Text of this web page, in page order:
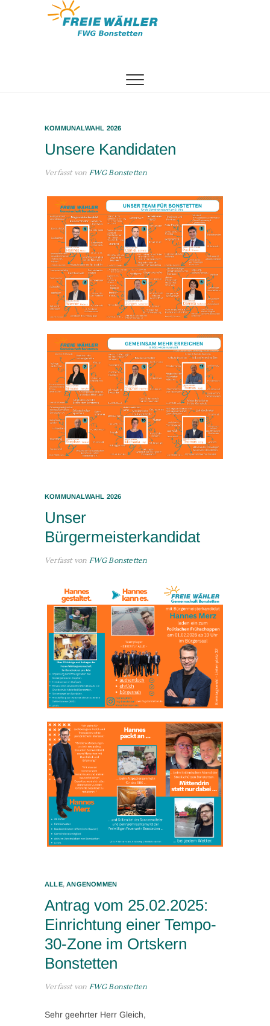
Wählergemeinschaft
KOMMUNALWAHL 2026
Unsere Kandidaten
Verfasst von FWG Bonstetten
KOMMUNALWAHL 2026
Unser
Bürgermeisterkandidat
Verfasst von FWG Bonstetten
ALLE,ANGENOMMEN
Antrag vom 25.02.2025:
Einrichtung einer Tempo-
30-Zone im Ortskern
Bonstetten
Verfasst von FWG Bonstetten
Sehr geehrter Herr Gleich,